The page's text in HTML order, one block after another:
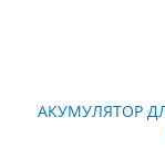
АКУМУЛЯТОР